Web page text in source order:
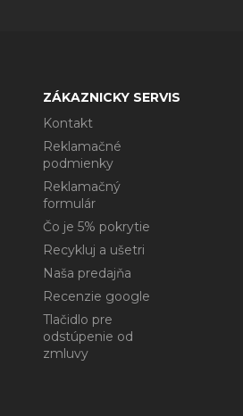
ZÁKAZNICKY SERVIS
Kontakt
Reklamačné
podmienky
Reklamačný
formulár
Čo je 5% pokrytie
Recykluj a ušetri
Naša predajňa
Recenzie google
Tlačidlo pre
odstúpenie od
zmluvy